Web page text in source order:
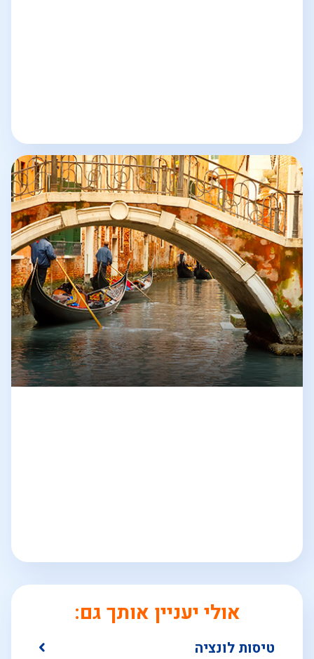
אולי יעניין אותך גם:
טיסות לונציה